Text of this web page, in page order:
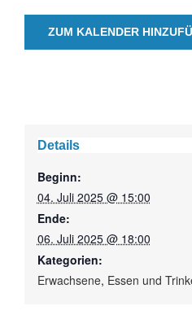
ZUM KALENDER
Details
Beginn:
04. Juli 2025 @ 15:00
Ende:
06. Juli 2025 @ 18:00
Kategorien:
Erwachsene, Essen und